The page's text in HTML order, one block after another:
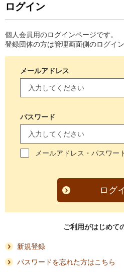
ログイン
個人会員用のログインページです。
登録団体の方は管理画面側のログイ
メールアドレス
パスワード
メールアドレス・パスワー
ログ
ご利用がはじめて
新規登録
パスワードを忘れた方はこちら